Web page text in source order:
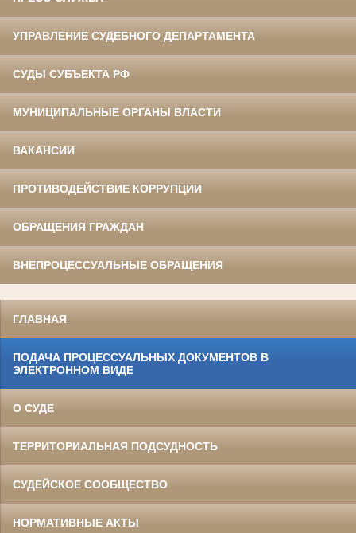
УПРАВЛЕНИЕ СУДЕБНОГО ДЕПАРТАМЕНТА
СУДЫ СУБЪЕКТА РФ
МУНИЦИПАЛЬНЫЕ ОРГАНЫ ВЛАСТИ
ВАКАНСИИ
ПРОТИВОДЕЙСТВИЕ КОРРУПЦИИ
ОБРАЩЕНИЯ ГРАЖДАН
ВНЕПРОЦЕССУАЛЬНЫЕ ОБРАЩЕНИЯ
ГЛАВНАЯ
ПОДАЧА ПРОЦЕССУАЛЬНЫХ ДОКУМЕНТОВ В
ЭЛЕКТРОННОМ ВИДЕ
О СУДЕ
ТЕРРИТОРИАЛЬНАЯ ПОДСУДНОСТЬ
СУДЕЙСКОЕ СООБЩЕСТВО
НОРМАТИВНЫЕ АКТЫ